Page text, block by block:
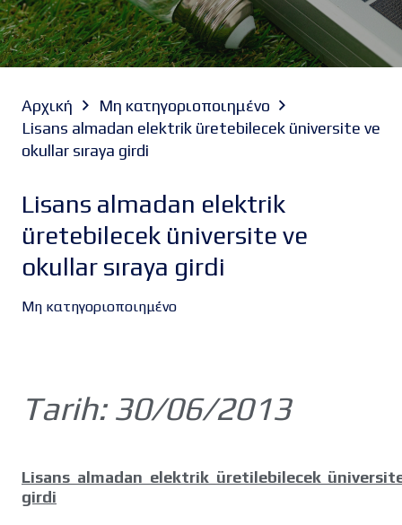
Αρχική
Μη κατηγοριοποιημένο
Lisans almadan elektrik üretebilecek üniversite ve
okullar sıraya girdi
Lisans almadan elektrik
üretebilecek üniversite ve
okullar sıraya girdi
Μη κατηγοριοποιημένο
Tarih: 30/06/2013
Lisans almadan elektrik üretilebilecek
girdi